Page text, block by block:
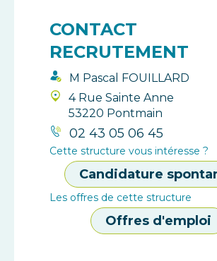
CONTACT
RECRUTEMENT
M Pascal FOUILLARD
4 Rue Sainte Anne
53220 Pontmain
02 43 05 06 45
Cette structure vous intéresse ?
Candidature
Les offres de cette structure
Offres d'emploi